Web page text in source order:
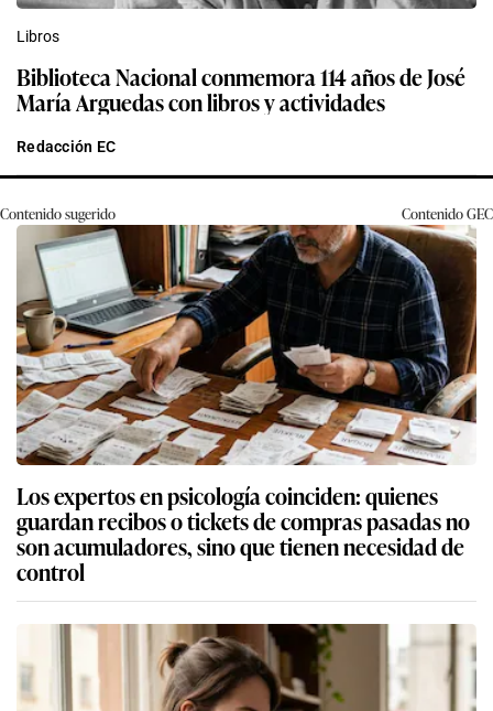
Libros
Biblioteca Nacional conmemora 114 años de José
María Arguedas con libros y actividades
Redacción EC
Contenido sugerido ContenidoGEC
Los expertos en psicología coinciden: quienes
guardan recibos o tickets de compras pasadas no
son acumuladores, sino que tienen necesidad de
control